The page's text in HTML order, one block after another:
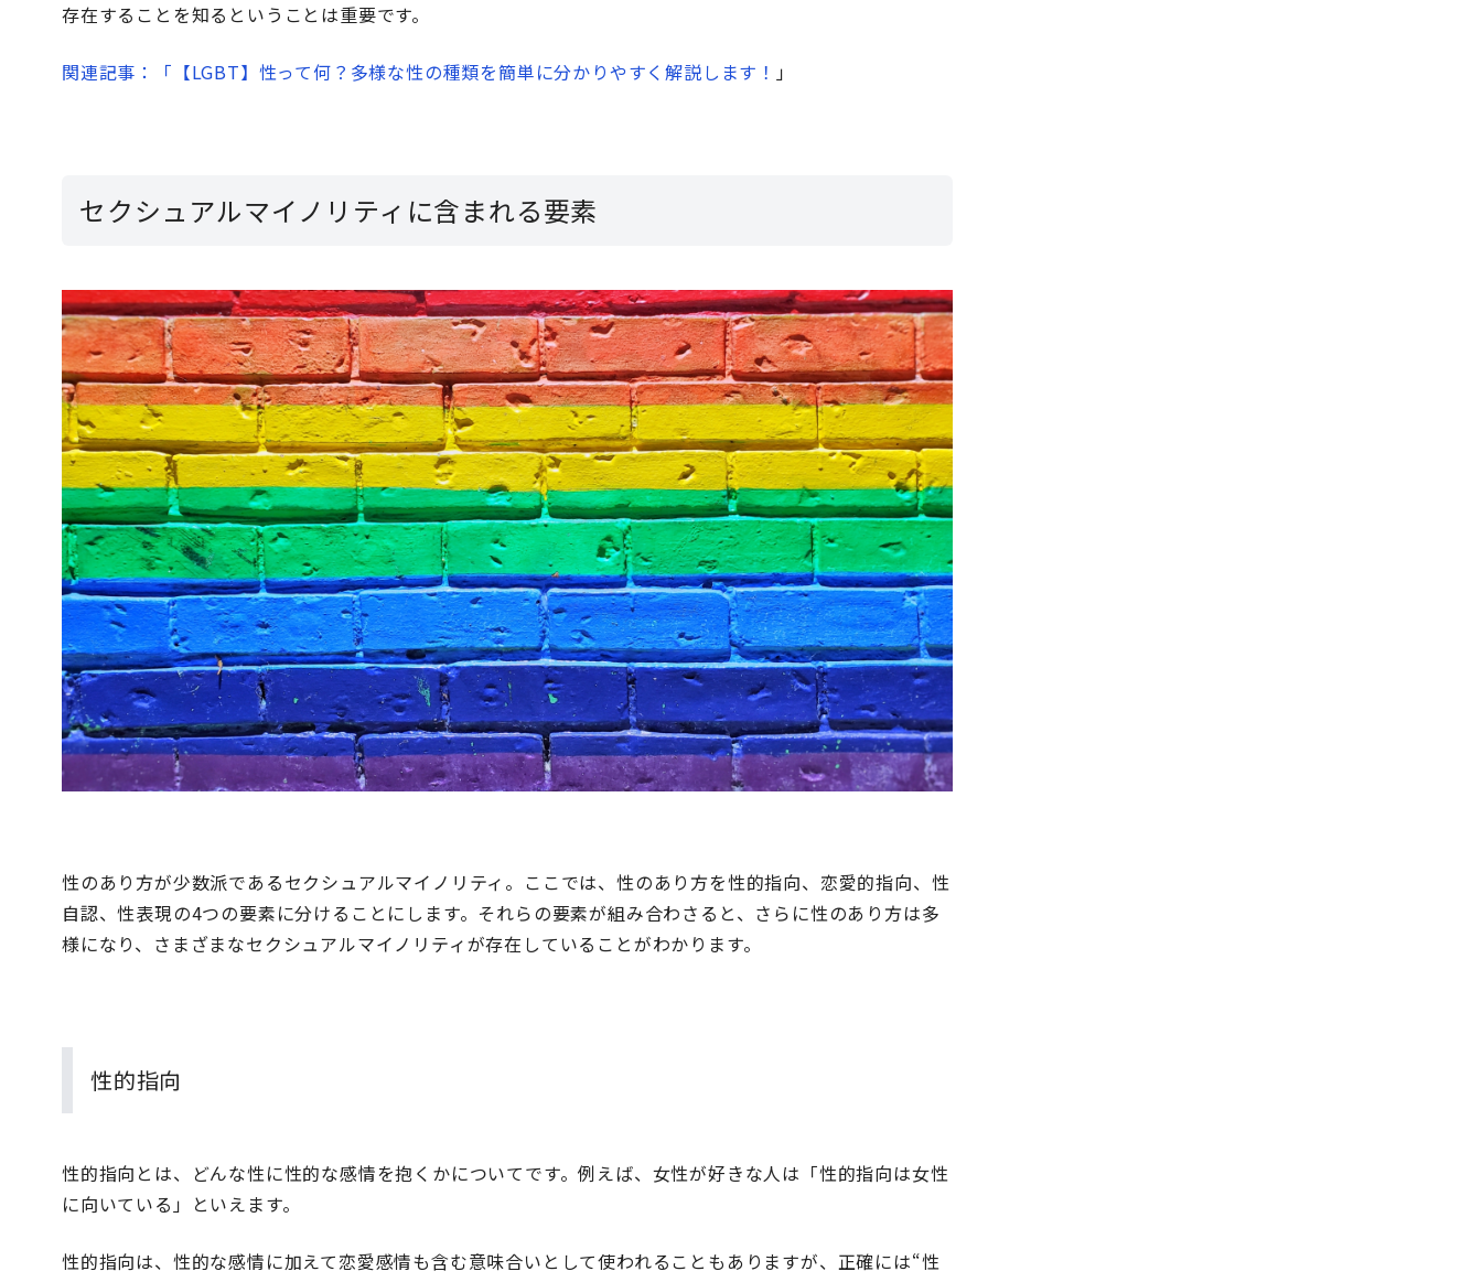
存在することを知るということは重要です。
関連記事：「【LGBT】性って何？多様な性の種類を簡単に分かりやすく解説します！ 」
セクシュアルマイノリティに含まれる要素
性のあり方が少数派であるセクシュアルマイノリティ。ここでは、性のあり方を性的指向、恋愛的指向、性
自認、性表現の4つの要素に分けることにします。それらの要素が組み合わさると、さらに性のあり方は多
様になり、さまざまなセクシュアルマイノリティが存在していることがわかります。
性的指向
性的指向とは、どんな性に性的な感情を抱くかについてです。例えば、女性が好きな人は「性的指向は女性
に向いている」といえます。
性的指向は、性的な感情に加えて恋愛感情も含む意味合いとして使われることもありますが、正確には“性